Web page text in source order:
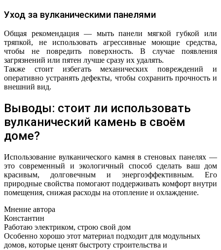
Уход за вулканическими панелями
Общая рекомендация — мыть панели мягкой губкой или
тряпкой, не использовать агрессивные моющие средства,
чтобы не повредить поверхность. В случае появления
загрязнений или пятен лучше сразу их удалять.
Также стоит избегать механических повреждений и
оперативно устранять дефекты, чтобы сохранить прочность и
внешний вид.
Выводы: стоит ли использовать
вулканический камень в своём
доме?
Использование вулканического камня в стеновых панелях —
это современный и экологичный способ сделать ваш дом
красивым, долговечным и энергоэффективным. Его
природные свойства помогают поддерживать комфорт внутри
помещения, снижая расходы на отопление и охлаждение.
Мнение автора
Константин
Работаю электриком, строю свой дом
Особенно хорошо этот материал подходит для модульных
домов, которые ценят быстроту строительства и